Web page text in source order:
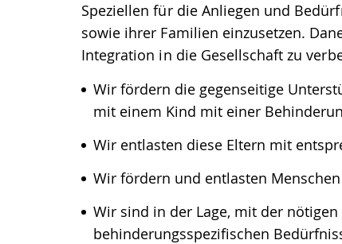
Speziellen für die Anliegen und
sowie ihrer Familien einzusetzen.
Integration in die Gesellschaft zu
Wir fördern die gegenseitige
mit einem Kind mit einer
Wir entlasten diese Eltern mit
Wir fördern und entlasten
Wir sind in der Lage, mit der
behinderungsspezifischen